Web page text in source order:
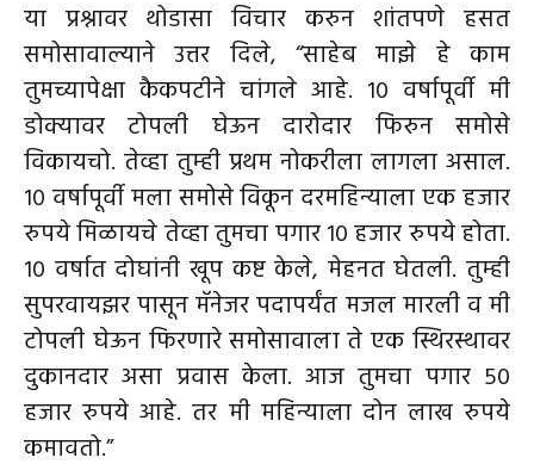
या प्रश्नावर थोडासा विचार करुन शांतपणे हसत
समोसावाल्याने उत्तर दिले, “साहेब माझे हे काम
तुमच्यापेक्षा कैकपटीने चांगले आहे. १० वर्षापूर्वी मी
डोक्यावर टोपली घेऊन दारोदार फिरुन समोसे
विकायचो. तेव्हा तुम्ही प्रथम नोकरीला लागला असाल.
१० वर्षापूर्वी मला समोसे विकून दरमहिन्याला एक हजार
रुपये मिळायचे तेव्हा तुमचा पगार १० हजार रुपये होता.
१० वर्षात दोघांनी खूप कष्ट केले, मेहनत घेतली. तुम्ही
सुपरवायझर पासून मॅनेजर पदापर्यंत मजल मारली व मी
टोपली घेऊन फिरणारे समोसावाला ते एक स्थिरस्थावर
दुकानदार असा प्रवास केला. आज तुमचा पगार ५०
हजार रुपये आहे. तर मी महिन्याला दोन लाख रुपये
कमावतो.”